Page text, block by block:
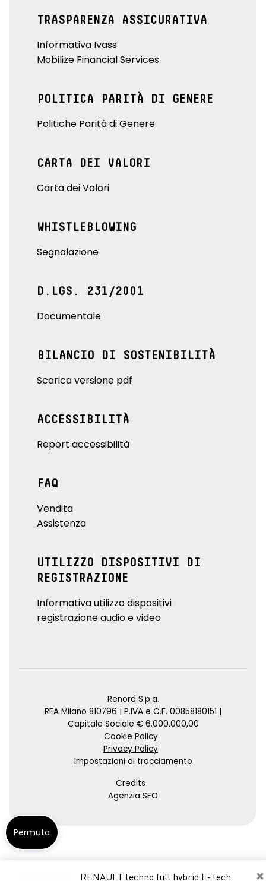
×
RENAULT techno full hybrid E-Tech
TRASPARENZA ASSICURATIVA
Informativa Ivass
Mobilize Financial Services
POLITICA PARITÀ DI GENERE
Politiche Parità di Genere
CARTA DEI VALORI
Carta dei Valori
WHISTLEBLOWING
Segnalazione
D.LGS. 231/2001
Documentale
BILANCIO DI SOSTENIBILITÀ
Scarica versione pdf
ACCESSIBILITÀ
Report accessibilità
FAQ
Vendita
Assistenza
UTILIZZO DISPOSITIVI DI
REGISTRAZIONE
Informativa utilizzo dispositivi
registrazione audio e video
Renord S.p.a.
REA Milano 810796 | P.IVA e C.F. 00858180151 |
Capitale Sociale € 6.000.000,00
Cookie Policy
Privacy Policy
Impostazioni di tracciamento
Credits
Agenzia SEO
Permuta